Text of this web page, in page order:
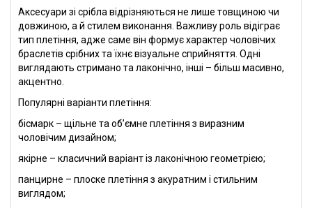
Аксесуари зі срібла відрізняються не лише товщиною чи
довжиною, а й стилем виконання. Важливу роль відіграє
тип плетіння, адже саме він формує характер чоловічих
браслетів срібних та їхнє візуальне сприйняття. Одні
виглядають стримано та лаконічно, інші – більш масивно,
акцентно.
Популярні варіанти плетіння:
бісмарк – щільне та об’ємне плетіння з виразним
чоловічим дизайном;
якірне – класичний варіант із лаконічною геометрією;
панцирне – плоске плетіння з акуратним і стильним
виглядом;